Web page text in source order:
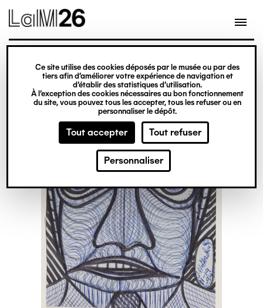
Gestion des cookies
Ce site utilise des cookies déposés par le musée ou par des
tiers afin d’améliorer votre expérience de navigation et
d’établir des statistiques d’utilisation.
À l’exception des cookies nécessaires au bon fonctionnement
du site, vous pouvez tous les accepter, tous les refuser ou en
personnaliser le dépôt.
Tout accepter Tout refuser
Personnaliser
contenu